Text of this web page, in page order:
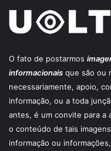
O fato de postarmos
informacionais que são ou
necessariamente, apoio,
informação, ou a toda
antes, é um convite para a
o conteúdo de tais
informação ou